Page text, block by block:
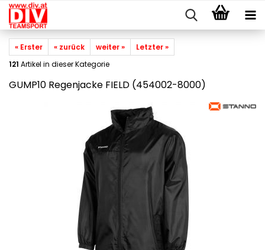
« Erster « zurück weiter »
Letzter »
121 Artikel in dieser Kategorie
GUMP10 Regenjacke FIELD (454002-8000)